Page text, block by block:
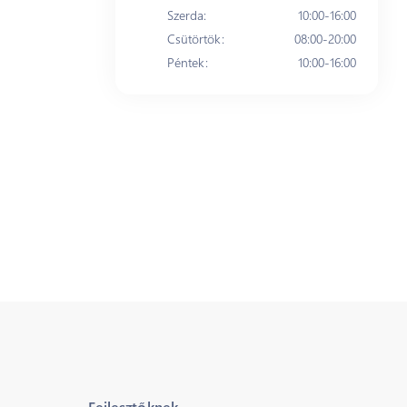
Szerda:
10:00-16:00
Csütörtök:
08:00-20:00
Péntek: 10:00-16:00